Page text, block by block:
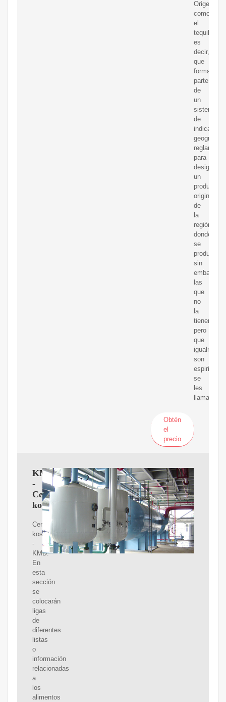
Origen,
como
el
tequila,
es
decir,
que
forman
parte
de
un
sistema
de
indicación
geográfica
para
designar
un
producto
originario
de
la
región
donde
se
produce;
sin
embargo,
las
que
no
la
tienen
pero
que
igualmente
son
se
les
llaman
Obtén
el
precio
KMD
-
Certificación
kosher
Certificación
kosher
-
KMD.
En
esta
sección
se
colocarán
ligas
de
diferentes
listas
o
información
relacionadas
a
los
alimentos